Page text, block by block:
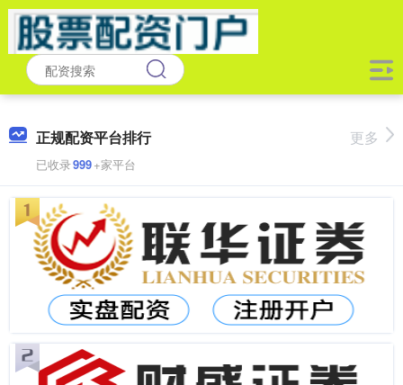
正规配资平台排行
已收录999+家平台
更多